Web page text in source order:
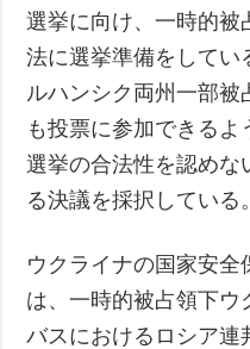
選挙に向け、一時的被
法に選挙準備をしてい
ルハンシク両州一部
も投票に参加できるよ
選挙の合法性を認めな
る決議を採択している。
ウクライナの国家安全
は、一時的被占領下ウ
バスにおけるロシア連